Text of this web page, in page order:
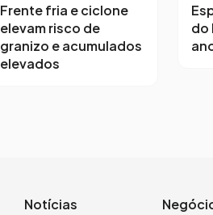
Frente fria e ciclone
elevam risco de
granizo e acumulados
elevados
do
Notícias